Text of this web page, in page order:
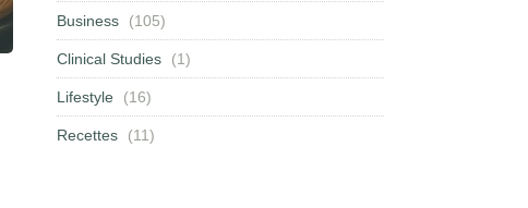
Business (105)
Clinical Studies (1)
Lifestyle (16)
Recettes (11)